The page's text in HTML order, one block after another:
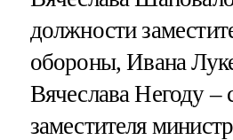
должности
обороны, Ивана
Вячеслава Негоду –
заместителя